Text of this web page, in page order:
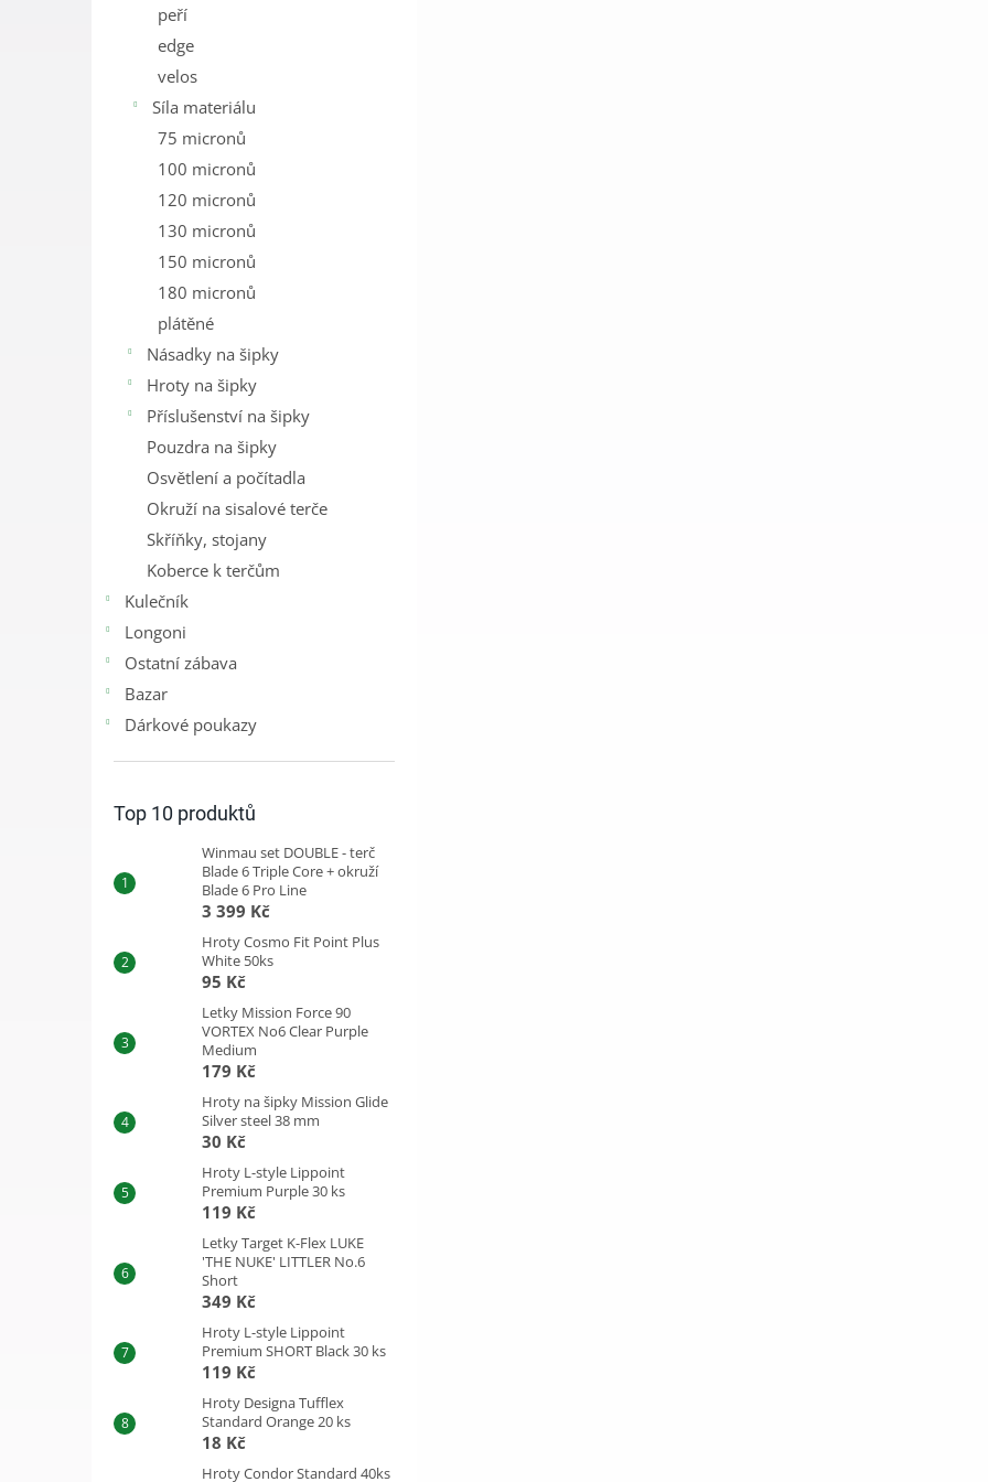
peří
edge
velos
Síla materiálu
75 micronů
100 micronů
120 micronů
130 micronů
150 micronů
180 micronů
plátěné
Násadky na šipky
Hroty na šipky
Příslušenství na šipky
Pouzdra na šipky
Osvětlení a počítadla
Okruží na sisalové terče
Skříňky, stojany
Koberce k terčům
Kulečník
Longoni
Ostatní zábava
Bazar
Dárkové poukazy
Top 10 produktů
Winmau set DOUBLE - terč
Blade 6 Triple Core + okruží
Blade 6 Pro Line
3 399 Kč
Hroty Cosmo Fit Point Plus
White 50ks
95 Kč
Letky Mission Force 90
VORTEX No6 Clear Purple
Medium
179 Kč
Hroty na šipky Mission Glide
Silver steel 38 mm
30 Kč
Hroty L-style Lippoint
Premium Purple 30 ks
119 Kč
Letky Target K-Flex LUKE
'THE NUKE' LITTLER No.6
Short
349 Kč
Hroty L-style Lippoint
Premium SHORT Black 30 ks
119 Kč
Hroty Designa Tufflex
Standard Orange 20 ks
18 Kč
Hroty Condor Standard 40ks